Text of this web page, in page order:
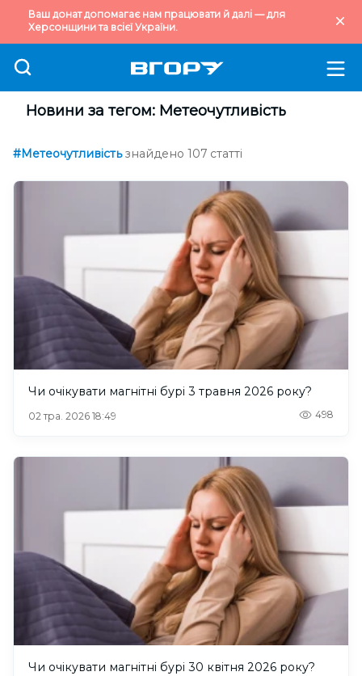
Ваш донат допомагає нам працювати й далі — для
Херсонщини та всієї України.
Новини за тегом: Метеочутливість
#Метеочутливість знайдено 107 статті
Чи очікувати магнітні бурі 3 травня 2026 року?
02 тра. 2026 18:49 498
Чи очікувати магнітні бурі 30 квітня 2026 року?